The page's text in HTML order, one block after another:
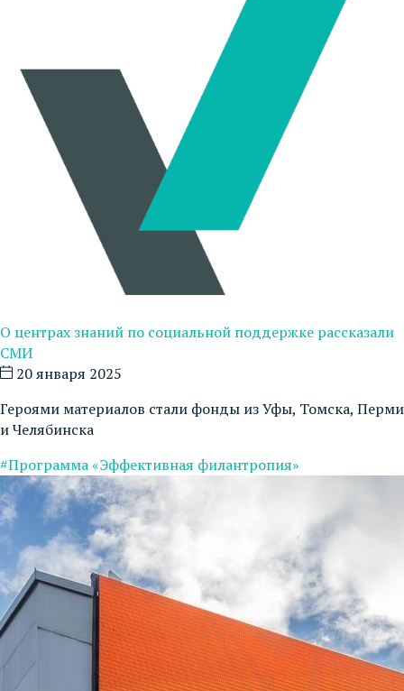
О центрах знаний по социальной поддержке рассказали
СМИ
20 января 2025
Героями материалов стали фонды из Уфы, Томска, Перми
и Челябинска
#Программа «Эффективная филантропия»